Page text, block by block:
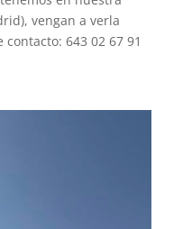
vengan a verla
643 02 67 91